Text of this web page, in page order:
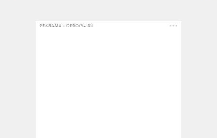
РЕКЛАМА • GEROI34.RU